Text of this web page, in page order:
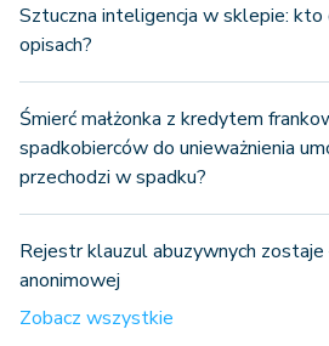
Sztuczna inteligencja w sklepie: kto
opisach?
Śmierć małżonka z kredytem
spadkobierców do unieważnienia
przechodzi w spadku?
Rejestr klauzul abuzywnych
anonimowej
Zobacz wszystkie